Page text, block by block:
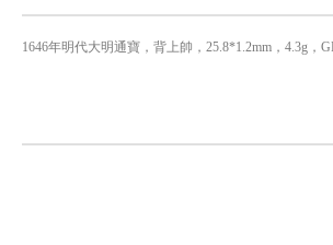
1646年明代大明通寶，背上帥，25.8*1.2mm，4.3g，